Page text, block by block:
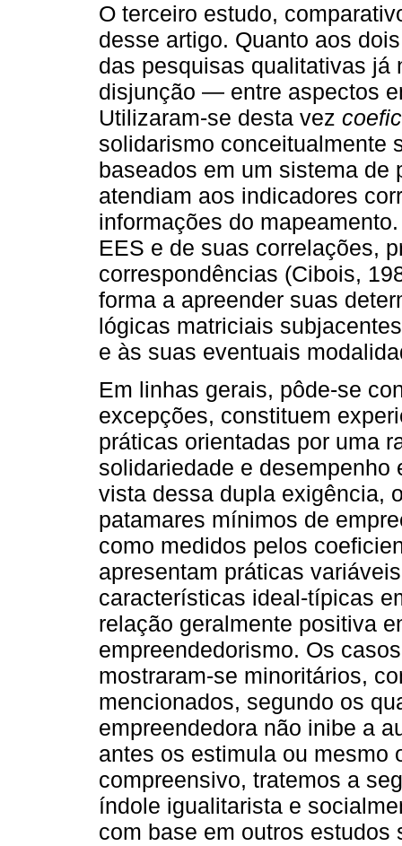
O terceiro estudo,
desse artigo. Quanto aos
das pesquisas qualitativas
disjunção — entre aspectos
Utilizaram-se desta vez
solidarismo conceitualmente
baseados em um sistema de
atendiam aos indicadores
informações do
EES e de suas correlações,
correspondências (Cibois,
forma a apreender suas
lógicas matriciais
e às suas eventuais
Em linhas gerais, pôde-se
excepções, constituem
práticas orientadas por uma
solidariedade e desempenho
vista dessa dupla exigência,
patamares mínimos de
como medidos pelos
apresentam práticas
características ideal-típicas
relação geralmente positiva
empreendedorismo. Os
mostraram-se minoritários,
mencionados, segundo os
empreendedora não inibe a
antes os estimula ou mesmo
compreensivo, tratemos a
índole igualitarista e
com base em outros estudos